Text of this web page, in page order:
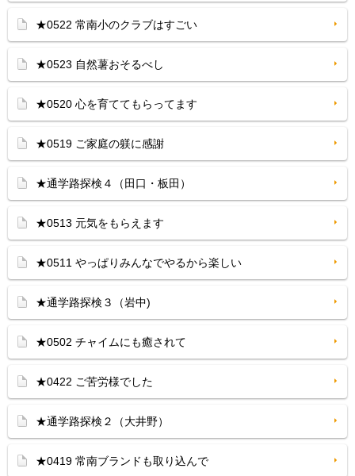
★0522 常南小のクラブはすごい
★0523 自然薯おそるべし
★0520 心を育ててもらってます
★0519 ご家庭の躾に感謝
★通学路探検４（田口・板田）
★0513 元気をもらえます
★0511 やっぱりみんなでやるから楽しい
★通学路探検３（岩中)
★0502 チャイムにも癒されて
★0422 ご苦労様でした
★通学路探検２（大井野）
★0419 常南ブランドも取り込んで